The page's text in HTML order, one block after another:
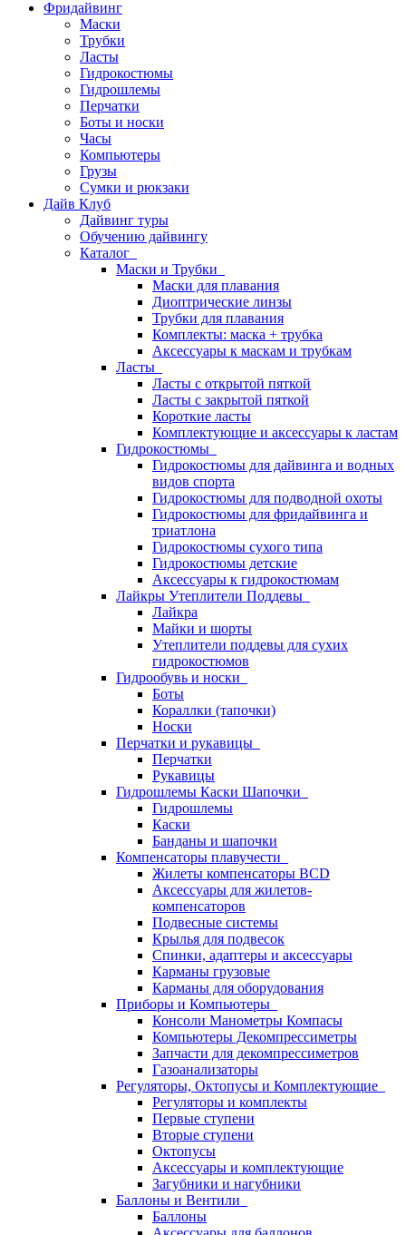
Фридайвинг
Маски
Трубки
Ласты
Гидрокостюмы
Гидрошлемы
Перчатки
Боты и носки
Часы
Компьютеры
Грузы
Сумки и рюкзаки
Дайв Клуб
Дайвинг туры
Обучению дайвингу
Каталог
Маски и Трубки
Маски для плавания
Диоптрические линзы
Трубки для плавания
Комплекты: маска + трубка
Аксессуары к маскам и трубкам
Ласты
Ласты с открытой пяткой
Ласты с закрытой пяткой
Короткие ласты
Комплектующие и аксессуары к ластам
Гидрокостюмы
Гидрокостюмы для дайвинга и водных
видов спорта
Гидрокостюмы для подводной охоты
Гидрокостюмы для фридайвинга и
триатлона
Гидрокостюмы сухого типа
Гидрокостюмы детские
Аксессуары к гидрокостюмам
Лайкры Утеплители Поддевы
Лайкра
Майки и шорты
Утеплители поддевы для сухих
гидрокостюмов
Гидрообувь и носки
Боты
Кораллки (тапочки)
Носки
Перчатки и рукавицы
Перчатки
Рукавицы
Гидрошлемы Каски Шапочки
Гидрошлемы
Каски
Банданы и шапочки
Компенсаторы плавучести
Жилеты компенсаторы BCD
Аксессуары для жилетов-
компенсаторов
Подвесные системы
Крылья для подвесок
Спинки, адаптеры и аксессуары
Карманы грузовые
Карманы для оборудования
Приборы и Компьютеры
Консоли Манометры Компасы
Компьютеры Декомпрессиметры
Запчасти для декомпрессиметров
Газоанализаторы
Регуляторы, Октопусы и Комплектующие
Регуляторы и комплекты
Первые ступени
Вторые ступени
Октопусы
Аксессуары и комплектующие
Загубники и нагубники
Баллоны и Вентили
Баллоны